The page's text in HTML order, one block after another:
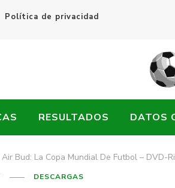
Política de privacidad
RESULTADOS DATOS
Bud: La Copa Mundial De Futbol – DVD-
DESCARGAS